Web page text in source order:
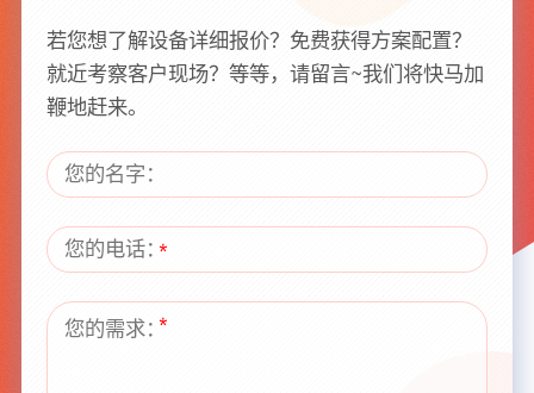
若您想了解设备详细报价？免费获得方案配置？
就近考察客户现场？等等，请留言~我们将快马加
鞭地赶来。